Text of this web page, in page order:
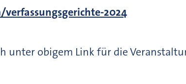
2024
unter obigem Link für die